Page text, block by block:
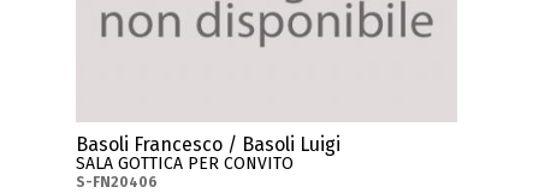
Basoli Francesco / Basoli Luigi
SALA GOTTICA PER CONVITO
S-FN20406